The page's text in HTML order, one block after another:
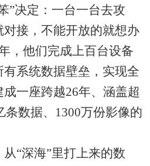
决定：一台一台去攻
接，不能开放的就想办
，他们完成上百台设备
系统数据壁垒，实现全
一座跨越26年、涵盖超
条数据、1300万份影像的
“深海”里打上来的数